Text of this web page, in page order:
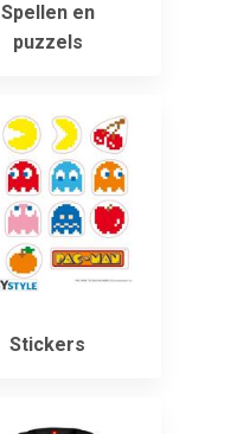
Spellen en
puzzels
Stickers